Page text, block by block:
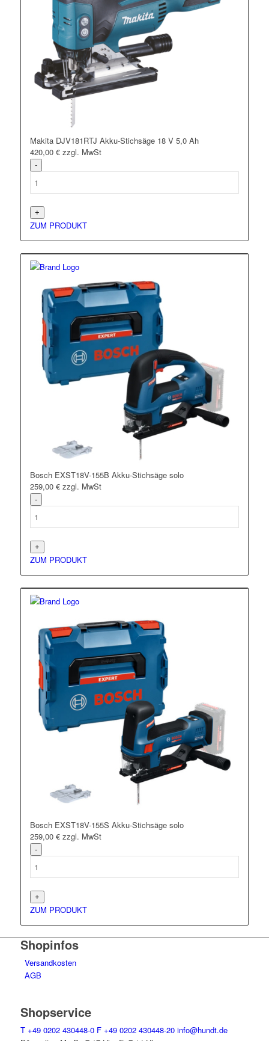
Makita DJV181RTJ Akku-Stichsäge 18 V 5,0 Ah
420,00 € zzgl. MwSt
ZUM PRODUKT
Bosch EXST18V-155B Akku-Stichsäge solo
259,00 € zzgl. MwSt
ZUM PRODUKT
Bosch EXST18V-155S Akku-Stichsäge solo
259,00 € zzgl. MwSt
ZUM PRODUKT
Shopinfos
Versandkosten
AGB
Shopservice
T +49 0202 430448-0 F +49 0202 430448-20 info@hundt.de